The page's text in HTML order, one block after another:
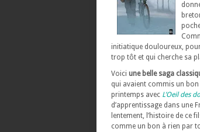
initiatique douloureux,
trop tôt et qui cherche sa
Voici une belle saga
qui avaient commis un
printemps avec L’Oeil des
d’apprentissage dans une
lentement, l’histoire de ce
comme un bon à rien par